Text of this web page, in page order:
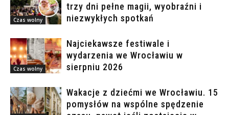
Czas wolny
trzy dni pełne magii, wyobraźni i
niezwykłych spotkań
Czas wolny
Najciekawsze festiwale i
wydarzenia we Wrocławiu w
sierpniu 2026
Wakacje z dziećmi we Wrocławiu. 15
pomysłów na wspólne spędzenie